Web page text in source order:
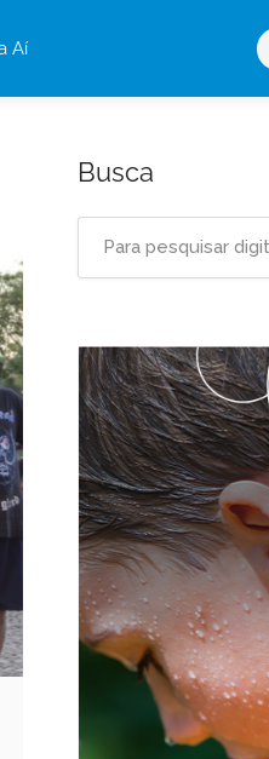
Aí
Busca